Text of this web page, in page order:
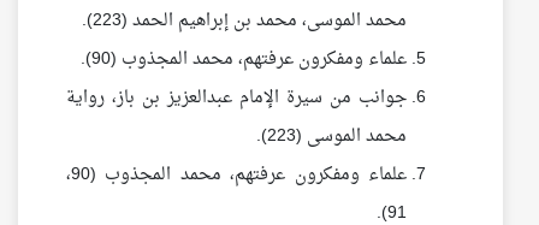
محمد الموسى، محمد بن إبراهيم الحمد (223).
علماء ومفكرون عرفتهم، محمد المجذوب (90).
جوانب من سيرة الإمام عبدالعزيز بن باز، رواية
محمد الموسى (223).
علماء ومفكرون عرفتهم، محمد المجذوب (90،
91).